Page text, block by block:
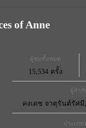
ผู้ชมทั้งหมด
15,534 ครั้ง
ผู้กำกั
คงเดช จาตุรันต์รัศ
ประเภท
of Anne